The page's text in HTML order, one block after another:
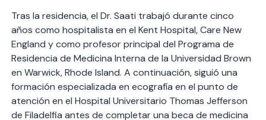
Tras la residencia, el Dr. Saati trabajó durante cinco
años como hospitalista en el Kent Hospital, Care New
England y como profesor principal del Programa de
Residencia de Medicina Interna de la Universidad Brown
en Warwick, Rhode Island. A continuación, siguió una
formación especializada en ecografía en el punto de
atención en el Hospital Universitario Thomas Jefferson
de Filadelfia antes de completar una beca de medicina